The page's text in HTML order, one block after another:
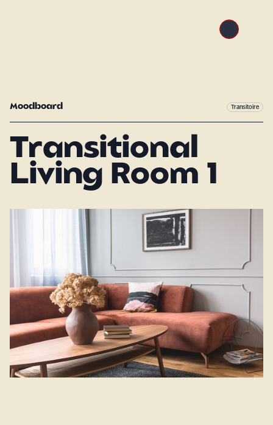
Moodboard Transitoire
Transitional
Living Room 1